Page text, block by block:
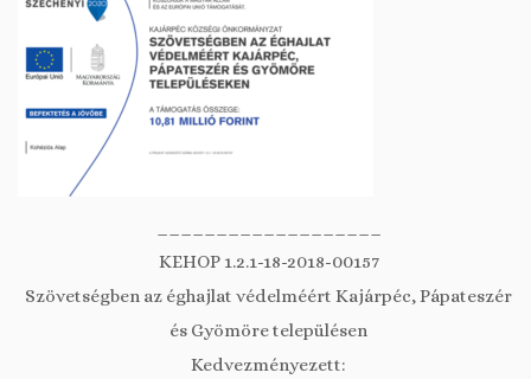
KEHOP 1.2.1-18-2018-00157
Szövetségben az éghajlat védelméért Kajárpéc, Pápateszér
és Gyömöre településen
Kedvezményezett: